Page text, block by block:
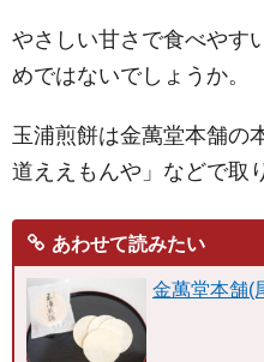
やさしい甘さで食べやす
めではないでしょうか。
玉浦煎餅は金萬堂本舗の
道ええもんや」などで取
あわせて読みたい
金萬堂本舗(